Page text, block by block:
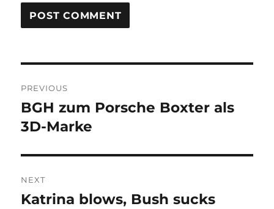
navigation
PREVIOUS
Previous
post:
BGH zum Porsche Boxter als
3D-Marke
NEXT
Next
Katrina blows, Bush sucks